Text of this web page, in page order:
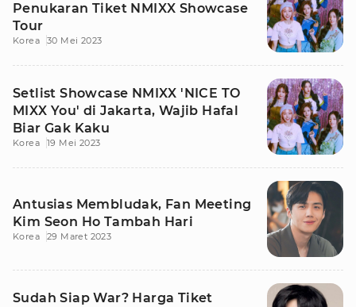
Penukaran Tiket NMIXX Showcase
Tour
Korea 30 Mei 2023
Setlist Showcase NMIXX 'NICE TO
MIXX You' di Jakarta, Wajib Hafal
Biar Gak Kaku
Korea 19 Mei 2023
Antusias Membludak, Fan Meeting
Kim Seon Ho Tambah Hari
Korea 29 Maret 2023
Sudah Siap War? Harga Tiket